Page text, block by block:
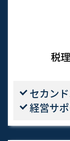
税
セカン
経営サ